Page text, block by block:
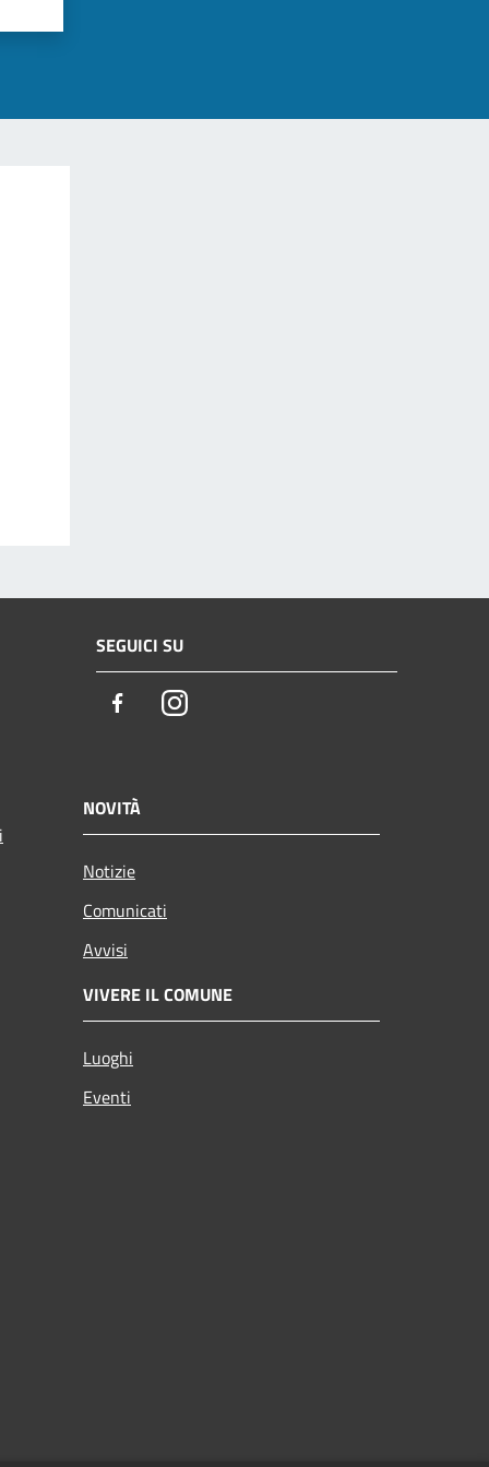
SEGUICI SU
FacebookInstagram
NOVITÀ
Notizie
Comunicati
Avvisi
VIVERE IL COMUNE
Luoghi
Eventi